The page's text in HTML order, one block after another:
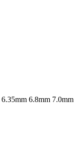
6.35mm 6.8mm 7.0mm